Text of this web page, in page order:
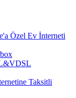
Özel Ev İnterneti
Taksitli